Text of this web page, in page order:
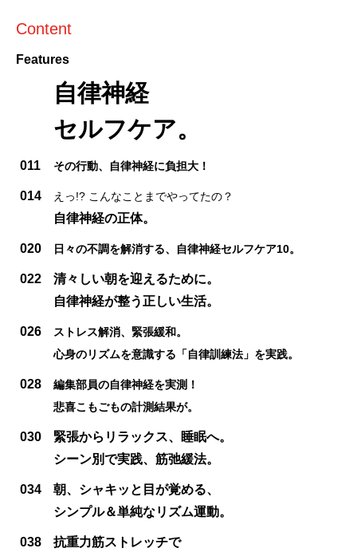
Content
Features
自律神経
セルフケア。
011 その行動、自律神経に負担大！
014 えっ!? こんなことまでやってたの？
自律神経の正体。
020 日々の不調を解消する、自律神経セルフケア10。
022
清々しい朝を迎えるために。
自律神経が整う正しい生活。
026
ストレス解消、緊張緩和。
心身のリズムを意識する「自律訓練法」を実践。
028
編集部員の自律神経を実測！
悲喜こもごもの計測結果が。
030
緊張からリラックス、睡眠へ。
シーン別で実践、筋弛緩法。
034
朝、シャキッと目が覚める、
シンプル＆単純なリズム運動。
038
抗重力筋ストレッチで